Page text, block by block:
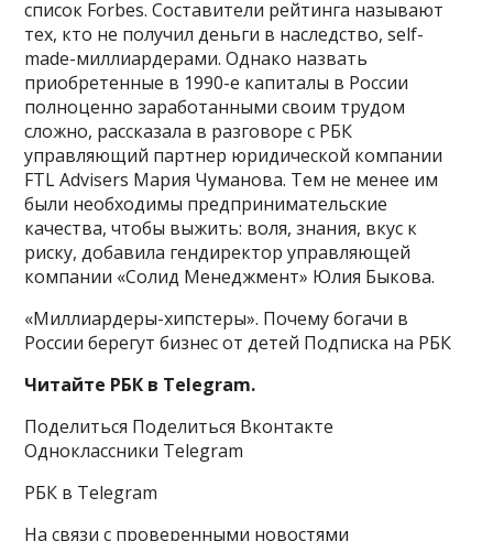
список Forbes. Составители рейтинга называют
тех, кто не получил деньги в наследство, self-
made-миллиардерами. Однако назвать
приобретенные в 1990-е капиталы в России
полноценно заработанными своим трудом
сложно, рассказала в разговоре с РБК
управляющий партнер юридической компании
FTL Advisers Мария Чуманова. Тем не менее им
были необходимы предпринимательские
качества, чтобы выжить: воля, знания, вкус к
риску, добавила гендиректор управляющей
компании «Солид Менеджмент» Юлия Быкова.
«Миллиардеры-хипстеры». Почему богачи в
России берегут бизнес от детей Подписка на РБК
Читайте РБК в Telegram.
Поделиться Поделиться Вконтакте
Одноклассники Telegram
РБК в Telegram
На связи с проверенными новостями